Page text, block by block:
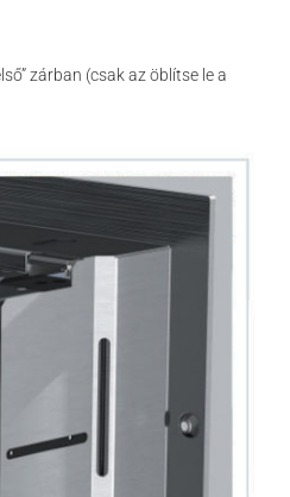
zárban (csak az öblítse le a